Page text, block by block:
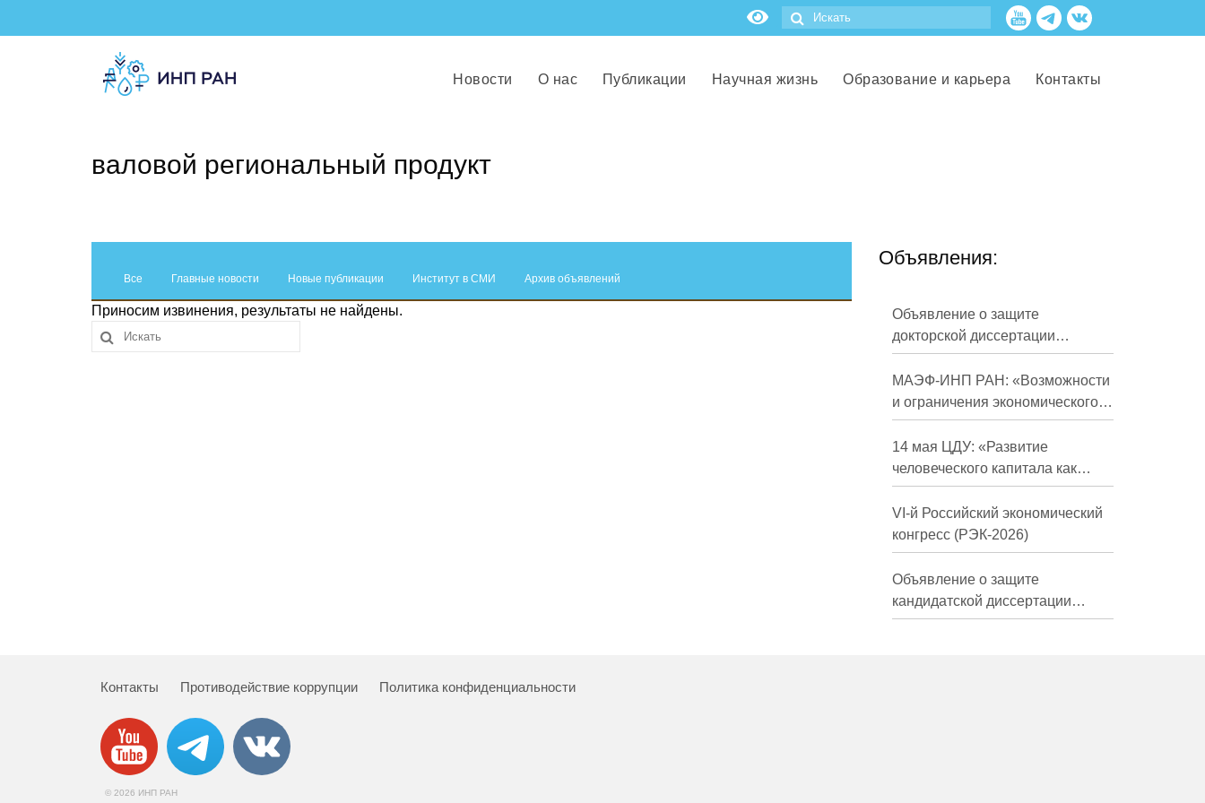
Новости О нас Публикации Научная жизнь Образование и карьера Контакты
валовой региональный продукт
Все Главные новости Новые публикации Институт в СМИ Архив объявлений
Приносим извинения, результаты не найдены.
Объявления:
Объявление о защите
докторской диссертации
Кузнецова Михаила
Евгеньевича
МАЭФ-ИНП РАН: «Возможности
и ограничения экономического
развития России в средне- и
долгосрочной перспективе»
14 мая ЦДУ: «Развитие
человеческого капитала как
фактор экономического роста»
VI-й Российский экономический
конгресс (РЭК-2026)
Объявление о защите
кандидатской диссертации
Трындиной Николь Сергеевны
Контакты Противодействие коррупции Политика конфиденциальности
© 2026 ИНП РАН